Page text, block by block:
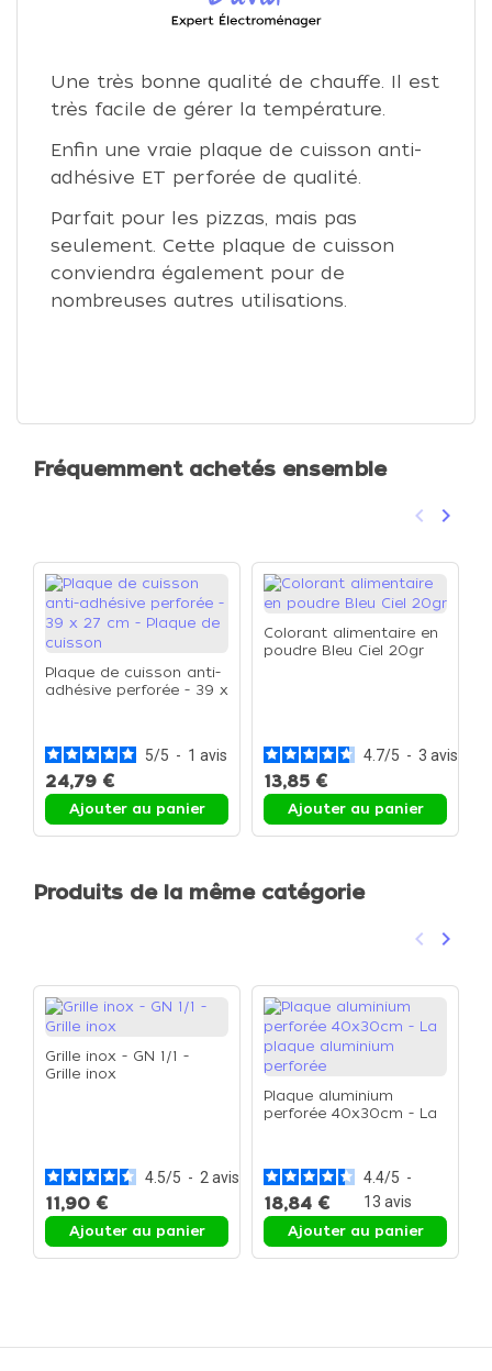
Une très bonne qualité de chauffe. Il est
très facile de gérer la température.
Enfin une vraie plaque de cuisson anti-
adhésive ET perforée de qualité.
Parfait pour les pizzas, mais pas
seulement. Cette plaque de cuisson
conviendra également pour de
nombreuses autres utilisations.
Fréquemment achetés ensemble
Précédent
keyboard_arrow_left keyboard_arrow_right
Plaque de cuisson anti-
adhésive perforée - 39 x
5/5 - 1 avis
24,79 €
Ajouter au panier
Colorant alimentaire en
poudre Bleu Ciel 20gr
4.7/5 - 3 avis
13,85 €
Ajouter au panier
Produits de la même catégorie
Précédent
keyboard_arrow_left keyboard_arrow_right
Grille inox - GN 1/1 -
Grille inox
4.5/5 - 2avis
11,90 €
Ajouter au panier
Plaque aluminium
perforée 40x30cm - La
4.4/5 -
13 avis
18,84 €
Ajouter au panier